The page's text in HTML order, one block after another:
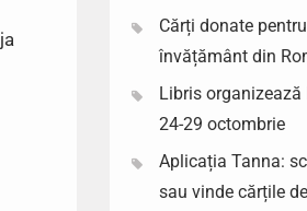
Cărți donate
învățământ din
Libris
24-29 octombrie
Aplicația Tanna:
sau vinde cărțile